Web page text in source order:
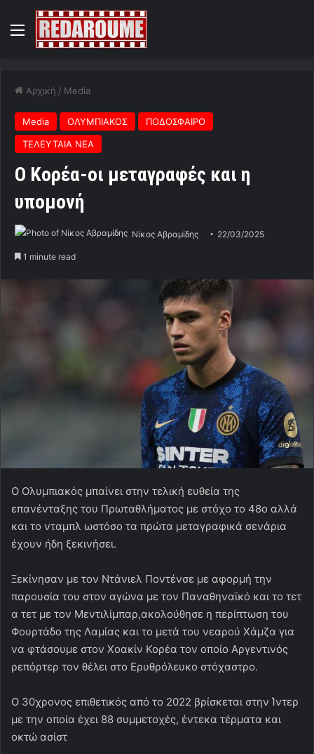
Menu
Αρχική / Media
Media ΟΛΥΜΠΙΑΚΟΣ
ΠΟΔΟΣΦΑΙΡΟ
ΤΕΛΕΥΤΑΙΑ ΝΕΑ
O Κορέα-οι μεταγραφές και η
υπομονή
Νίκος Αβραμίδης 22/03/2025
1 minute read
O Ολυμπιακός μπαίνει στην τελική ευθεία της
επανένταξης του Πρωταθλήματος με στόχο το 48ο αλλά
και το νταμπλ ωστόσο τα πρώτα μεταγραφικά σενάρια
έχουν ήδη ξεκινήσει.
Ξεκίνησαν με τον Ντάνιελ Ποντένσε με αφορμή την
παρουσία του στον αγώνα με τον Παναθηναϊκό και το τετ
α τετ με τον Μεντιλίμπαρ,ακολούθησε η περίπτωση του
Φουρτάδο της Λαμίας και το μετά του νεαρού Χάμζα για
να φτάσουμε στον Χοακίν Κορέα τον οποίο Αργεντινός
ρεπόρτερ τον θέλει στο Ερυθρόλευκο στόχαστρο.
Ο 30χρονος επιθετικός από το 2022 βρίσκεται στην Ίντερ
με την οποία έχει 88 συμμετοχές, έντεκα τέρματα και
οκτώ ασίστ